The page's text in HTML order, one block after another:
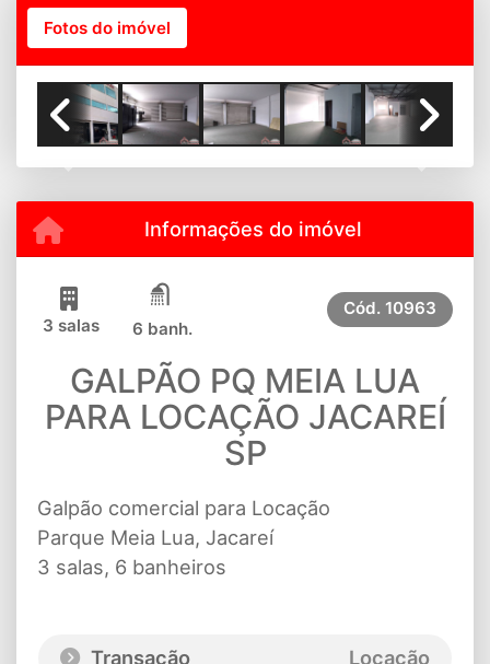
Fotos do imóvel
Previous Next
Informações do imóvel
3 salas 6 banh.
Cód. 10963
GALPÃO PQ MEIA LUA
PARA LOCAÇÃO JACAREÍ
SP
Galpão comercial para Locação
Parque Meia Lua, Jacareí
3 salas, 6 banheiros
Transação
Locação